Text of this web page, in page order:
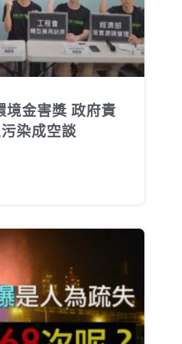
境金害獎 政府責
染成空談